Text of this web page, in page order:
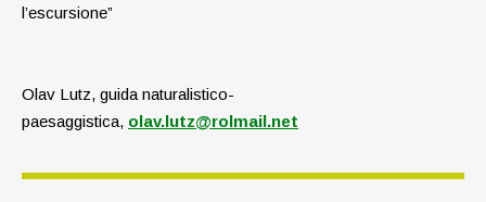
l’escursione”
Olav Lutz, guida naturalistico-
paesaggistica, olav.lutz@rolmail.net